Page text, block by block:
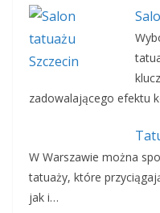
zadowalającego efektu
W Warszawie można
tatuaży, które
jak i…